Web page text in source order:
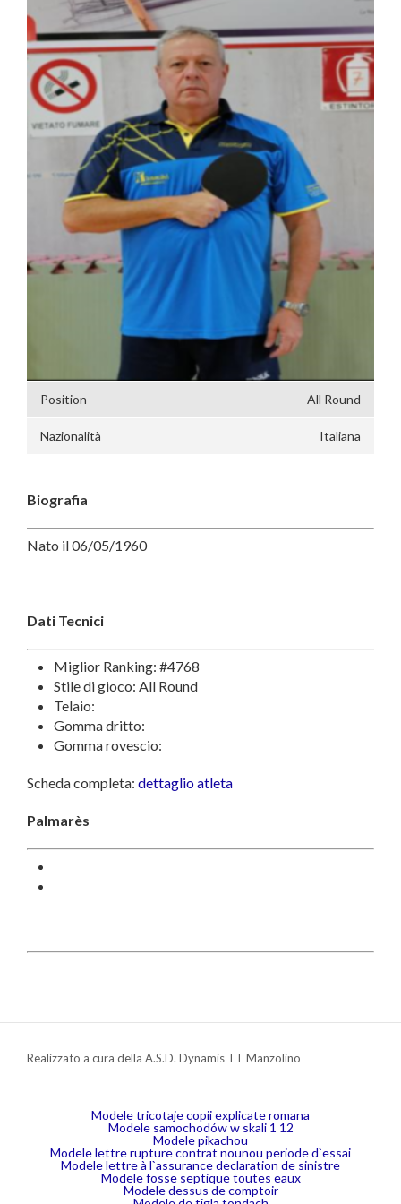
Position All Round
Nazionalità Italiana
Biografia
Nato il 06/05/1960
Dati Tecnici
Miglior Ranking: #4768
Stile di gioco: All Round
Telaio:
Gomma dritto:
Gomma rovescio:
Scheda completa: dettaglio atleta
Palmarès
Realizzato a cura della A.S.D. Dynamis TT Manzolino
Modele tricotaje copii explicate romana
Modele samochodów w skali 1 12
Modele pikachou
Modele lettre rupture contrat nounou periode d`essai
Modele lettre à l`assurance declaration de sinistre
Modele fosse septique toutes eaux
Modele dessus de comptoir